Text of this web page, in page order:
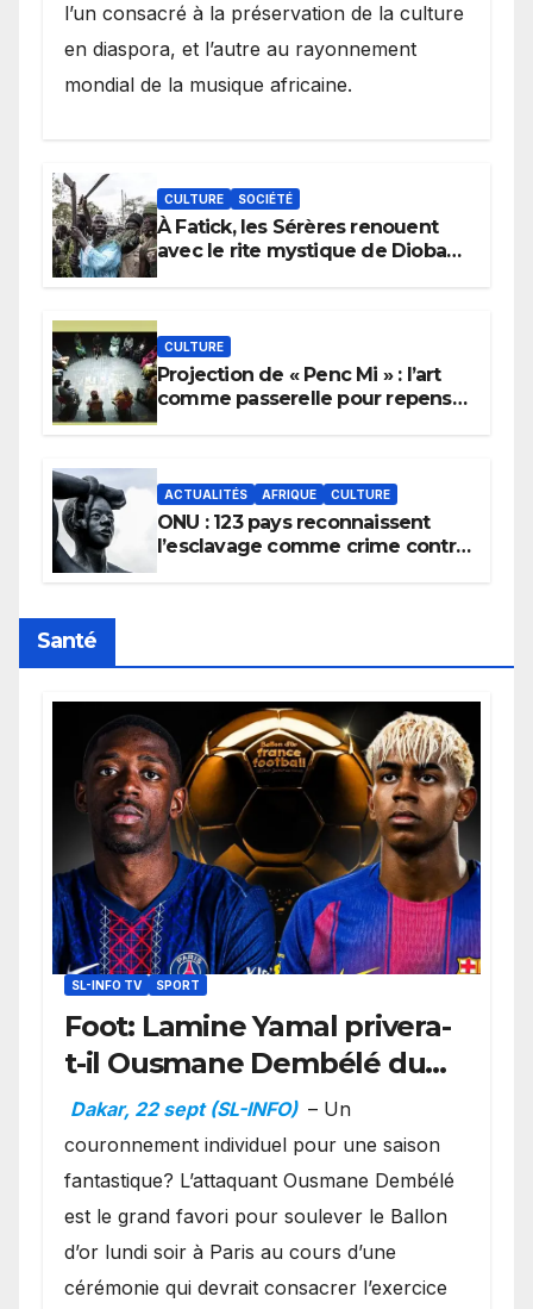
l’un consacré à la préservation de la culture
en diaspora, et l’autre au rayonnement
mondial de la musique africaine.
CULTURE SOCIÉTÉ
À Fatick, les Sérères renouent
avec le rite mystique de Diobaye
CULTURE
Projection de « Penc Mi » : l’art
comme passerelle pour repenser
ACTUALITÉS AFRIQUE CULTURE
ONU : 123 pays reconnaissent
l’esclavage comme crime contre
Santé
SL-INFO TV SPORT
Foot: Lamine Yamal privera-
t-il Ousmane Dembélé du
Ballon d’or ?
Dakar, 22 sept (SL-INFO) – Un
couronnement individuel pour une saison
fantastique? L’attaquant Ousmane Dembélé
est le grand favori pour soulever le Ballon
d’or lundi soir à Paris au cours d’une
cérémonie qui devrait consacrer l’exercice